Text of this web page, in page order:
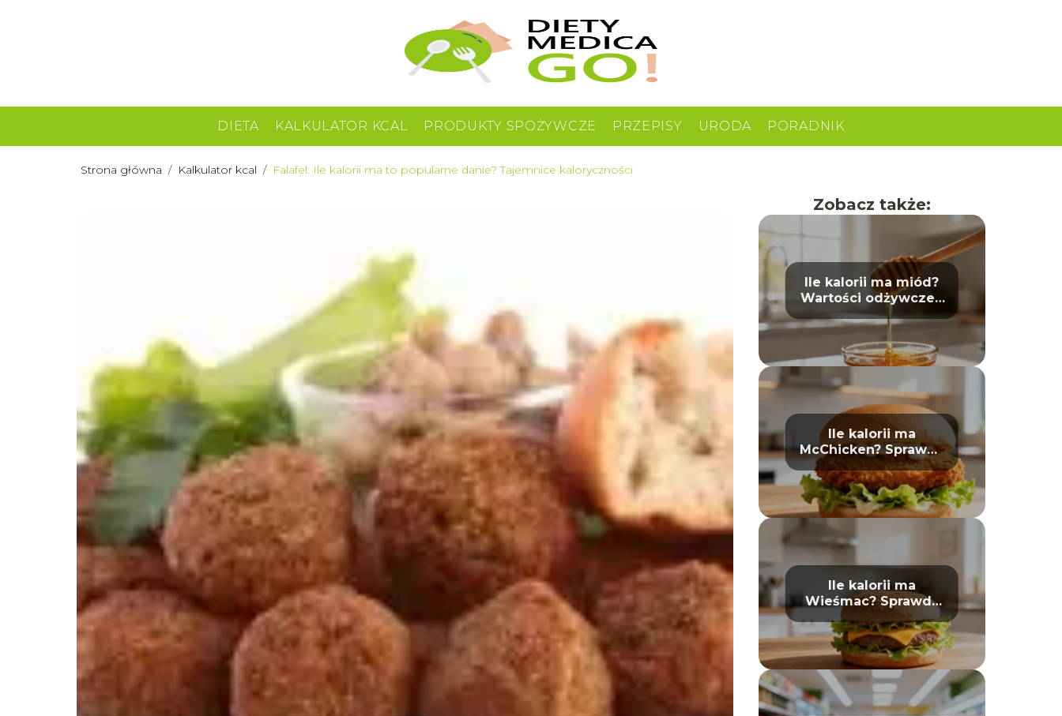
DIETA KALKULATOR KCAL PRODUKTY SPOŻYWCZE PRZEPISY URODA PORADNIK
Strona główna / Kalkulator kcal / Falafel: Ile kalorii ma to popularne danie? Tajemnice kaloryczności
Zobacz także:
Ile kalorii ma miód?
Wartości odżywcze i
właściwości
Ile kalorii ma
McChicken? Sprawdź
wartości odżywcze
Ile kalorii ma
Wieśmac? Sprawdź
wartości odżywcze